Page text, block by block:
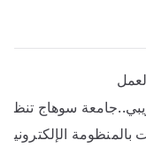
سوهاج تنظ
بالمنظومة الإلكتروني